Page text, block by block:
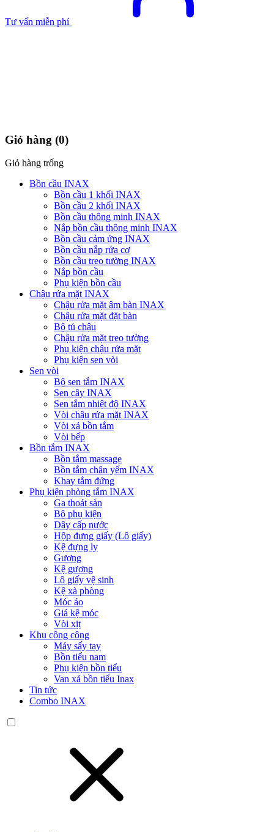
Tư vấn miễn phí
Giỏ hàng (0)
Giỏ hàng trống
Bồn cầu INAX
Bồn cầu 1 khối INAX
Bồn cầu 2 khối INAX
Bồn cầu thông minh INAX
Nắp bồn cầu thông minh INAX
Bồn cầu cảm ứng INAX
Bồn cầu nắp rửa cơ
Bồn cầu treo tường INAX
Nắp bồn cầu
Phụ kiện bồn cầu
Chậu rửa mặt INAX
Chậu rửa mặt âm bàn INAX
Chậu rửa mặt đặt bàn
Bộ tủ chậu
Chậu rửa mặt treo tường
Phụ kiện chậu rửa mặt
Phụ kiện sen vòi
Sen vòi
Bộ sen tắm INAX
Sen cây INAX
Sen tắm nhiệt độ INAX
Vòi chậu rửa mặt INAX
Vòi xả bồn tắm
Vòi bếp
Bồn tắm INAX
Bồn tắm massage
Bồn tắm chân yếm INAX
Khay tắm đứng
Phụ kiện phòng tắm INAX
Ga thoát sàn
Bộ phụ kiện
Dây cấp nước
Hộp đựng giấy (Lô giấy)
Kệ đựng ly
Gương
Kệ gương
Lô giấy vệ sinh
Kệ xà phòng
Móc áo
Giá kệ móc
Vòi xịt
Khu công cộng
Máy sấy tay
Bồn tiểu nam
Phụ kiện bồn tiểu
Van xả bồn tiểu Inax
Tin tức
Combo INAX